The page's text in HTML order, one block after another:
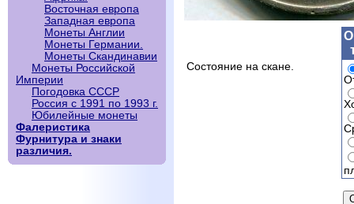
Восточная европа
Западная европа
Монеты Англии
Монеты Германии.
Монеты Скандинавии
Монеты Российской
Империи
Погодовка СССР
Россия с 1991 по 1993 г.
Юбилейные монеты
Фалеристика
Фурнитура и знаки
различия.
Состояние на скане.